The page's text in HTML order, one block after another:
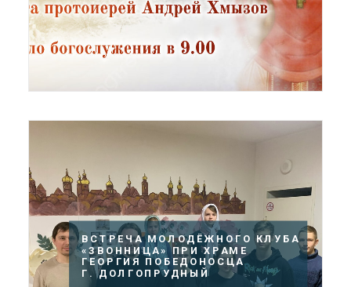
ВСТРЕЧА МОЛОДЁЖНОГО КЛУБА
«ЗВОННИЦА» ПРИ ХРАМЕ
ГЕОРГИЯ ПОБЕДОНОСЦА
Г. ДОЛГОПРУДНЫЙ